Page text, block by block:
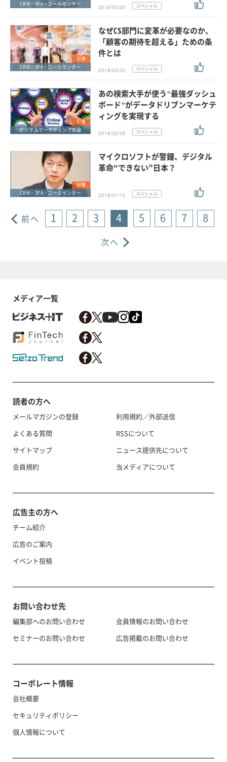
CRM・SFA・コールセンター
2018/03/20
記事
CRM・SFA・コールセンター
なぜCS部門に変革が必要なのか、
「顧客の期待を超える」ための条
件とは
2018/03/20
記事
デジタルマーケティング総論
あの検索大手が使う"最強ダッシュ
ボード"がデータドリブンマーケテ
ィングを実現する
2018/02/05
記事
CRM・SFA・コールセンター
マイクロソフトが警鐘、デジタル
革命“できない”日本？
2018/01/12
前へ 1 2 3 4 5 6 7 8
次へ
メディア一覧
読者の方へ
メールマガジンの登録
よくある質問
サイトマップ
会員規約
利用規約／外部送信
RSSについて
ニュース提供先について
当メディアについて
広告主の方へ
チーム紹介
広告のご案内
イベント投稿
お問い合わせ先
編集部へのお問い合わせ
セミナーのお問い合わせ
会員情報のお問い合わせ
広告掲載のお問い合わせ
コーポレート情報
会社概要
セキュリティポリシー
個人情報について